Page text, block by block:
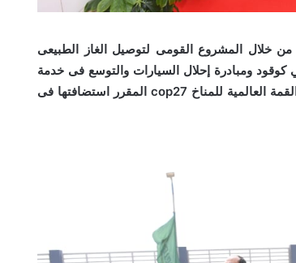
خلال المشروع القومى لتوصيل الغاز الطبيعى
كوقود ومبادرة إحلال السيارات والتوسع فى خدمة
القطاع الصناعى تأتى مواكبة لالتزاماتها باتفاقيات تغير المناخ واستضافتها القمة العالمية للمناخ cop27 المقرر استضافتها فى